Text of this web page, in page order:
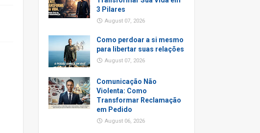
3 Pilares
August 07, 2026
Como perdoar a si mesmo
para libertar suas relações
August 07, 2026
Comunicação Não
Violenta: Como
Transformar Reclamação
em Pedido
August 06, 2026